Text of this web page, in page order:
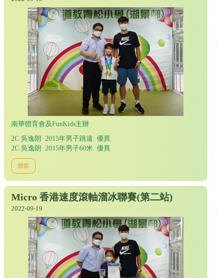
南華體育會及FunKids主辦
2C 吳逸朗 2015年男子跳遠 優異
2C 吳逸朗 2015年男子60米 優異
體育
Micro 香港速度滾軸溜冰聯賽(第二站)
2022-09-19